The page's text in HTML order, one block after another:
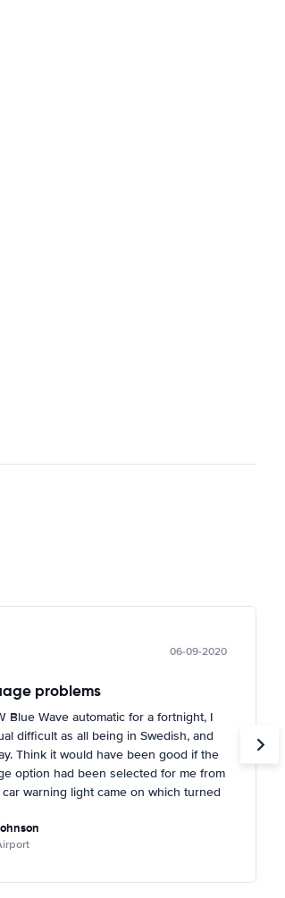
06-09-2020
problems
Blue Wave automatic for a fortnight, I
difficult as all being in Swedish, and
Think it would have been good if the
option had been selected for me from
warning light came on which turned
out to a garage near to where I was
the tyres for me. You had to tell the